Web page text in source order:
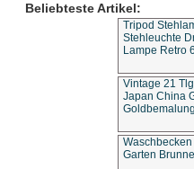
Beliebteste Artikel:
Tripod
Stehleuchte
Lampe Retro
Vintage 21
Japan China
Garten